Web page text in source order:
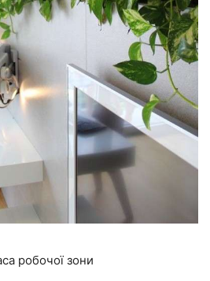
робочої зони